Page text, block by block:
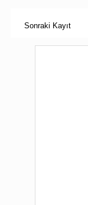
Sonraki Kayıt